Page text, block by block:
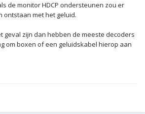
de monitor HDCP ondersteunen zou er
ontstaan met het geluid.
geval zijn dan hebben de meeste decoders
om boxen of een geluidskabel hierop aan